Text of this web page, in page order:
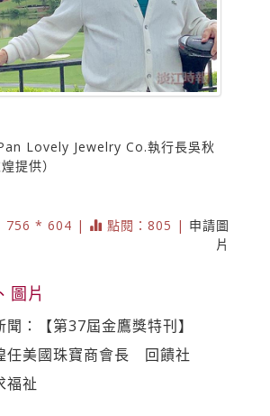
Lovely Jewelry Co.執行長吳秋
提供）
756 * 604 | 點閱：805 | 申請圖
片
圖片
聞：【第37屆金鷹獎特刊】
任美國珠寶商會長 回饋社
福祉